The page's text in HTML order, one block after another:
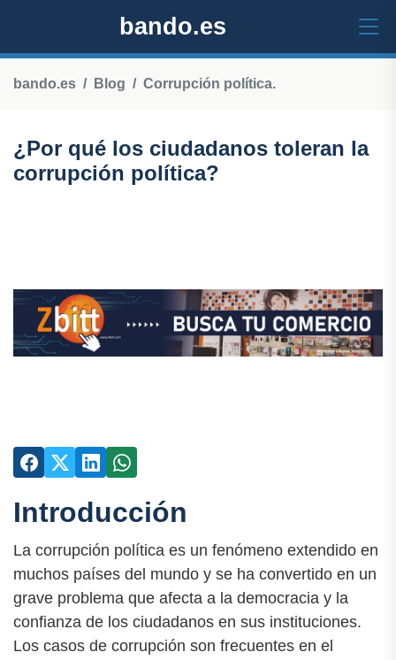
bando.es
bando.es Blog Corrupción política.
¿Por qué los ciudadanos toleran la
corrupción política?
Introducción
La corrupción política es un fenómeno extendido en
muchos países del mundo y se ha convertido en un
grave problema que afecta a la democracia y la
confianza de los ciudadanos en sus instituciones.
Los casos de corrupción son frecuentes en el